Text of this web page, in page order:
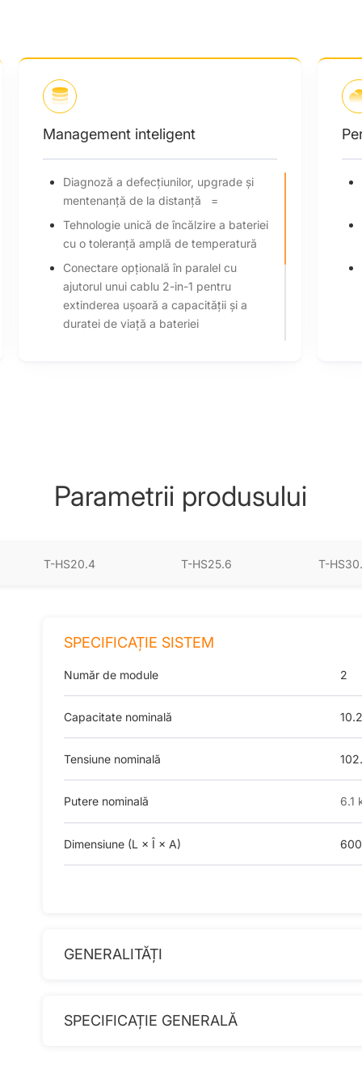
Performanță ridicată
Interval mare de capacități 10,2-66,3
kWh
Curent max. de încărcare/descărcare
70 A
Ciclu de viață > 6000 ori
Parametrii produsului
T-HS20.4 T-HS25.6 T-
SPECIFICAȚIE SISTEM
Număr de module 2
Capacitate nominală
Tensiune nominală
Putere nominală 6.1
Dimensiune (L × Î × A)
GENERALITĂȚI
SPECIFICAȚIE GENERALĂ